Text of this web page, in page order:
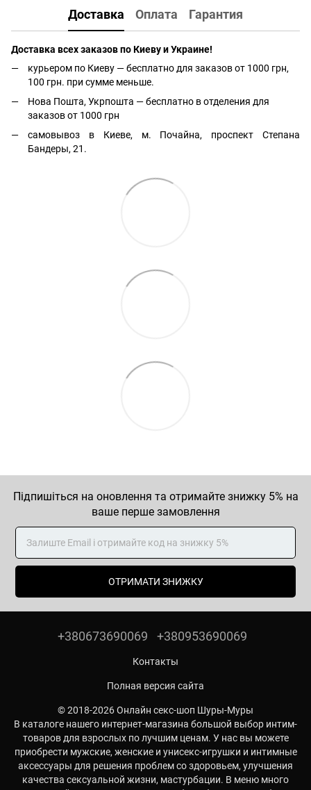
Доставка Оплата Гарантия
Доставка всех заказов по Киеву и Украине!
курьером по Киеву — бесплатно для заказов от 1000 грн,
100 грн. при сумме меньше.
Нова Пошта, Укрпошта — бесплатно в отделения для
заказов от 1000 грн
самовывоз в Киеве, м. Почайна, проспект Степана
Бандеры, 21.
Підпишіться на оновлення та отримайте знижку 5% на
ваше перше замовлення
ОТРИМАТИ ЗНИЖКУ
+380673690069 +380953690069
Контакты
Полная версия сайта
© 2018-2026 Онлайн секс-шоп Шуры-Муры
В каталоге нашего интернет-магазина большой выбор интим-
товаров для взрослых по лучшим ценам. У нас вы можете
приобрести мужские, женские и унисекс-игрушки и интимные
аксессуары для решения проблем со здоровьем, улучшения
качества сексуальной жизни, мастурбации. В меню много